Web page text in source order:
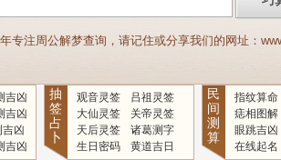
专注周公解梦查询，请记住或分享我们的网址：
吉凶
吉凶
吉凶
吉凶
抽
签
占
卜
观音灵签
吕祖灵签
大仙灵签
关帝灵签
天后灵签
诸葛测字
生日密码
黄道吉日
民
间
测
算
指纹算命
痣相图解
眼跳吉凶
在线起名